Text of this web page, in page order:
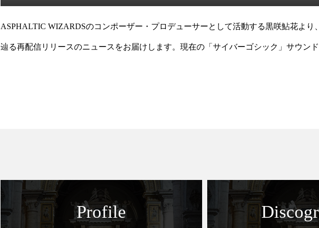
ASPHALTIC WIZARDSのコンポーザー・プロデューサーとして活動する黒咲鮎花より
辿る再配信リリースのニュースをお届けします。現在の「サイバーゴシック」サウン
Profile